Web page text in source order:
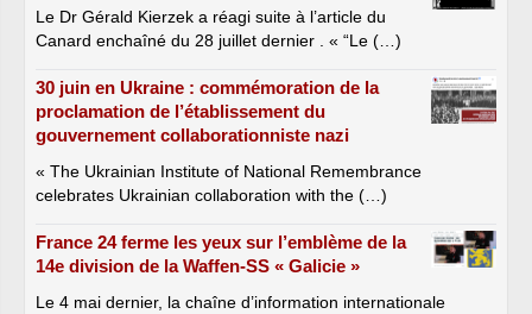
Le Dr Gérald Kierzek a réagi suite à l’article du
Canard enchaîné du 28 juillet dernier . « “Le (…)
30 juin en Ukraine : commémoration de la
proclamation de l’établissement du
gouvernement collaborationniste nazi
« The Ukrainian Institute of National Remembrance
celebrates Ukrainian collaboration with the (…)
France 24 ferme les yeux sur l’emblème de la
14e division de la Waffen-SS « Galicie »
Le 4 mai dernier, la chaîne d’information internationale